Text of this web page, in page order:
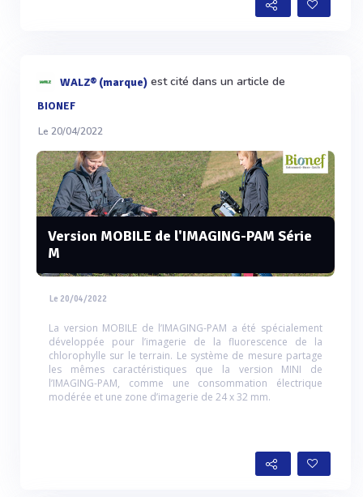
WALZ® (marque) est cité dans un article de
BIONEF
Le 20/04/2022
Version MOBILE de l'IMAGING-PAM Série
M
Le 20/04/2022
La version MOBILE de l’IMAGING-PAM a été spécialement
développée pour l’imagerie de la fluorescence de la
chlorophylle sur le terrain. Le système de mesure partage
les mêmes caractéristiques que la version MINI de
l’IMAGING-PAM, comme une consommation électrique
modérée et une zone d’imagerie de 24 x 32 mm.